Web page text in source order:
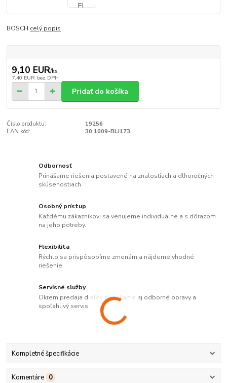
BOSCH celý popis
9,10 EUR/ks
7,40 EUR bez DPH
Pridať do košíka
Číslo produktu:
19256
EAN kód:
30 1009-BLJ173
Odbornosť
Prinášame riešenia postavené na znalostiach a dlhoročných
skúsenostiach.
Osobný prístup
Každému zákazníkovi sa venujeme individuálne a s dôrazom
na jeho potreby.
Flexibilita
Rýchlo sa prispôsobíme zmenám a nájdeme vhodné
riešenie.
Servisné služby
Okrem predaja dielov ponúkame aj odborné opravy a
spoľahlivý servis.
Kompletné špecifikácie
Komentáre 0